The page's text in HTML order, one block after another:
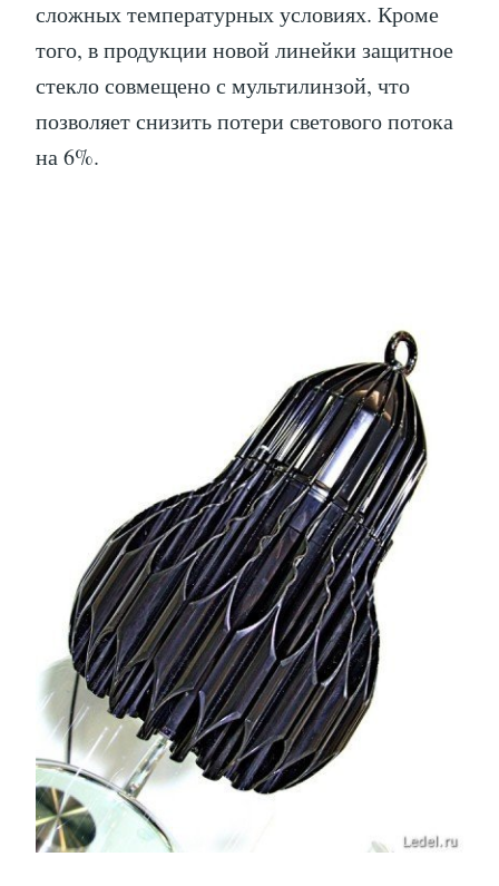
сложных температурных условиях. Кроме
того, в продукции новой линейки защитное
стекло совмещено с мультилинзой, что
позволяет снизить потери светового потока
на 6%.